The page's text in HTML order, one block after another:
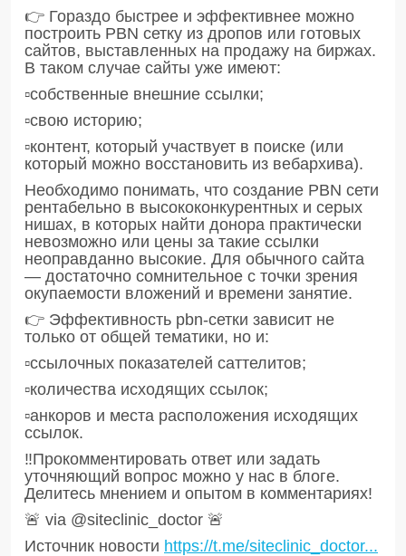
👉 Гораздо быстрее и эффективнее можно
построить PBN сетку из дропов или готовых
сайтов, выставленных на продажу на биржах.
В таком случае сайты уже имеют:
▫️собственные внешние ссылки;
▫️свою историю;
▫️контент, который участвует в поиске (или
который можно восстановить из вебархива).
Необходимо понимать, что создание PBN сети
рентабельно в высококонкурентных и серых
нишах, в которых найти донора практически
невозможно или цены за такие ссылки
неоправданно высокие. Для обычного сайта
— достаточно сомнительное с точки зрения
окупаемости вложений и времени занятие.
👉 Эффективность pbn-сетки зависит не
только от общей тематики, но и:
▫️ссылочных показателей саттелитов;
▫️количества исходящих ссылок;
▫️анкоров и места расположения исходящих
ссылок.
‼️Прокомментировать ответ или задать
уточняющий вопрос можно у нас в блоге.
Делитесь мнением и опытом в комментариях!
🚨 via @siteclinic_doctor 🚨
Источник новости https://t.me/siteclinic_doctor...